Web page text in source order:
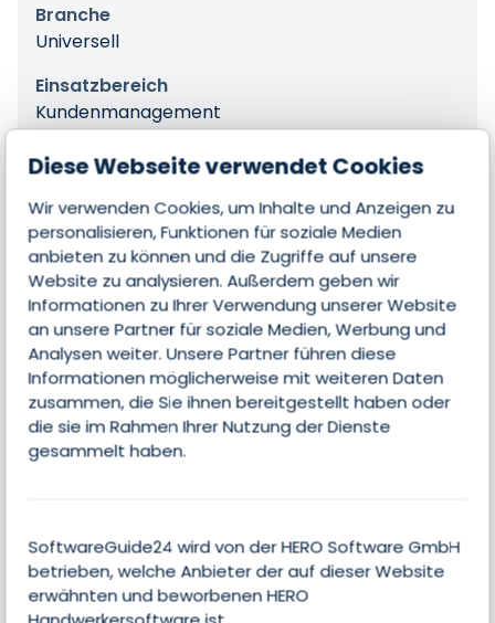
Diese Webseite verwendet Cookies
Wir verwenden Cookies, um Inhalte und Anzeigen zu
personalisieren, Funktionen für soziale Medien
anbieten zu können und die Zugriffe auf unsere
Website zu analysieren. Außerdem geben wir
Informationen zu Ihrer Verwendung unserer Website
an unsere Partner für soziale Medien, Werbung und
Analysen weiter. Unsere Partner führen diese
Informationen möglicherweise mit weiteren Daten
zusammen, die Sie ihnen bereitgestellt haben oder
die sie im Rahmen Ihrer Nutzung der Dienste
gesammelt haben.
SoftwareGuide24 wird von der HERO Software GmbH
betrieben, welche Anbieter der auf dieser Website
erwähnten und beworbenen HERO
Branche
Universell
Einsatzbereich
Kundenmanagement
Betriebssystem
Cloud, Android, iOS, macOS, Windows, Linux
Features
Email-Integration
Aufgaben verwalten
Preise